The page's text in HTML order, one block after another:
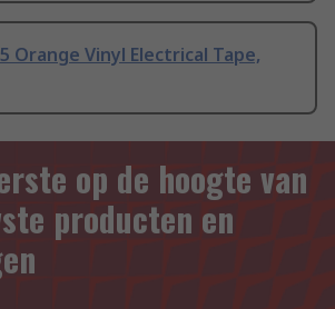
Orange Vinyl Electrical Tape,
op de hoogte van
producten en